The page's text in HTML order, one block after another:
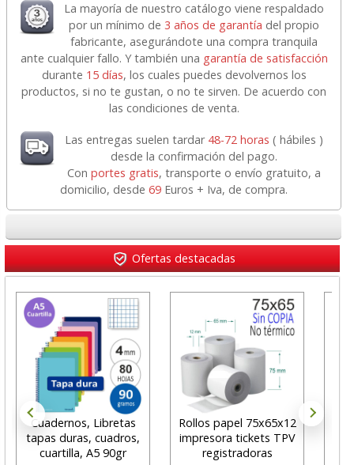
La mayoría de nuestro catálogo viene respaldado
por un mínimo de 3 años de garantía del propio
fabricante, asegurándote una compra tranquila
ante cualquier fallo. Y también una garantía de satisfacción
durante 15 días, los cuales puedes devolvernos los
productos, si no te gustan, o no te sirven. De acuerdo con
las condiciones de venta.
Las entregas suelen tardar 48-72 horas ( hábiles )
desde la confirmación del pago.
Con portes gratis, transporte o envío gratuito, a
domicilio, desde69 Euros + Iva, de compra.
Ofertas destacadas
Cuadernos, Libretas
tapas duras, cuadros,
cuartilla, A5 90gr
Rollos papel 75x65x12
impresora tickets TPV
registradoras